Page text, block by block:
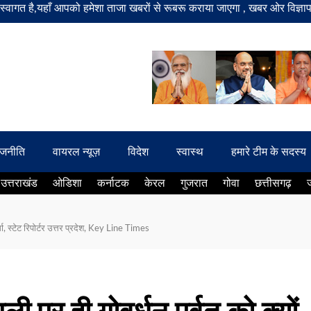
आपको हमेशा ताजा खबरों से रूबरू कराया जाएगा , खबर ओर विज्ञापन
वायरल न्यूज़ विदेश स्वास्थ हमारे टीम के सदस्य
उत्तराखंड ओडिशा कर्नाटक केरल गुजरात गोवा छत्तीसगढ़
स्टेट रिपोर्टर उत्तर प्रदेश, Key Line Times